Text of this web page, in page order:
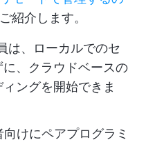
紹介します。
は、ローカルでのセ
、クラウドベースの
ングを開始できま
けにペアプログラミ